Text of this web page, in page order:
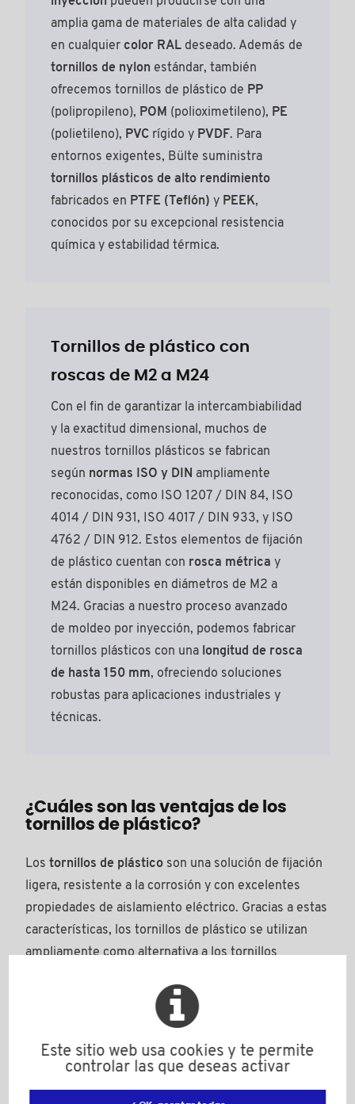
amplia gama de materiales de alta calidad y
en cualquier color RAL deseado. Además de
tornillos de nylon estándar, también
ofrecemos tornillos de plástico de PP
(polipropileno), POM (polioximetileno), PE
(polietileno), PVC rígido y PVDF. Para
entornos exigentes, Bülte suministra
tornillos plásticos de alto rendimiento
fabricados en PTFE (Teflón) y PEEK,
conocidos por su excepcional resistencia
química y estabilidad térmica.
Tornillos de plástico con
roscas de M2 a M24
Con el fin de garantizar la intercambiabilidad
y la exactitud dimensional, muchos de
nuestros tornillos plásticos se fabrican
según normas ISO y DIN ampliamente
reconocidas, como ISO 1207 / DIN 84, ISO
4014 / DIN 931, ISO 4017 / DIN 933, y ISO
4762 / DIN 912. Estos elementos de fijación
de plástico cuentan con rosca métrica y
están disponibles en diámetros de M2 a
M24. Gracias a nuestro proceso avanzado
de moldeo por inyección, podemos fabricar
tornillos plásticos con una longitud de rosca
de hasta 150 mm, ofreciendo soluciones
robustas para aplicaciones industriales y
técnicas.
¿Cuáles son las ventajas de los
tornillos de plástico?
Los tornillos de plástico son una solución de fijación
ligera, resistente a la corrosión y con excelentes
propiedades de aislamiento eléctrico. Gracias a estas
características, los tornillos de plástico se utilizan
ampliamente como alternativa a los tornillos
técnicas. A diferencia de los elementos de fijación de
metal, los tornillos de plástico no se oxidan, no
conducen la electricidad y contribuyen a reducir el
peso de los conjuntos. Estas son las principales
Este sitio web usa cookies y te permite
controlar las que deseas activar